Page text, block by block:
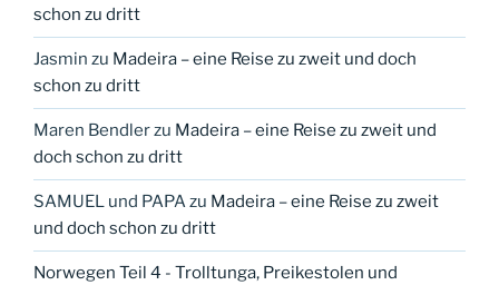
schon zu dritt
Jasmin zu Madeira – eine Reise zu zweit und doch
schon zu dritt
Maren Bendlerzu Madeira – eine Reise zu zweit und
doch schon zu dritt
SAMUEL und PAPAzu Madeira – eine Reise zu zweit
und doch schon zu dritt
Norwegen Teil 4 - Trolltunga, Preikestolen und